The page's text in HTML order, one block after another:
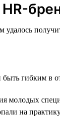
быть гибким
молодых
на